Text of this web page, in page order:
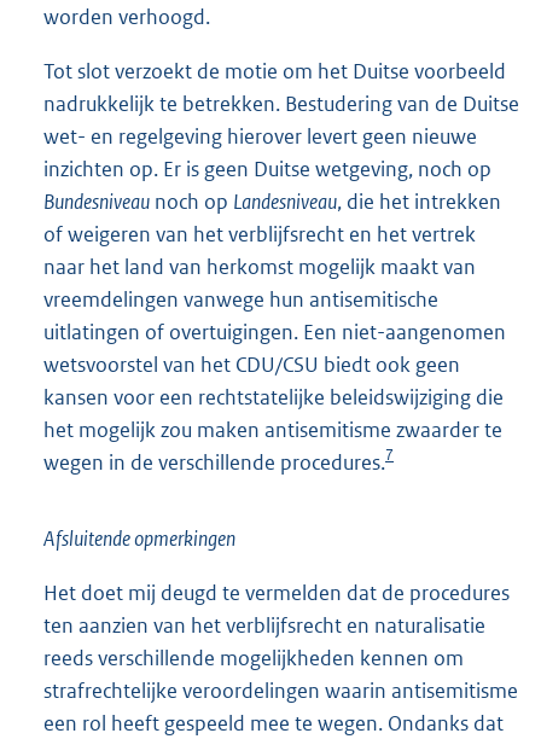
worden verhoogd.
Tot slot verzoekt de motie om het Duitse voorbeeld
nadrukkelijk te betrekken. Bestudering van de Duitse
wet- en regelgeving hierover levert geen nieuwe
inzichten op. Er is geen Duitse wetgeving, noch op
Bundesniveau noch op Landesniveau, die het intrekken
of weigeren van het verblijfsrecht en het vertrek
naar het land van herkomst mogelijk maakt van
vreemdelingen vanwege hun antisemitische
uitlatingen of overtuigingen. Een niet-aangenomen
wetsvoorstel van het CDU/CSU biedt ook geen
kansen voor een rechtstatelijke beleidswijziging die
het mogelijk zou maken antisemitisme zwaarder te
wegen in de verschillende procedures.7
Afsluitende opmerkingen
Het doet mij deugd te vermelden dat de procedures
ten aanzien van het verblijfsrecht en naturalisatie
reeds verschillende mogelijkheden kennen om
strafrechtelijke veroordelingen waarin antisemitisme
een rol heeft gespeeld mee te wegen. Ondanks dat